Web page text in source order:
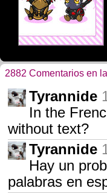
2882 Comentarios en
Tyrannide
In the
without text?
Tyrannide
Hay un
palabras en